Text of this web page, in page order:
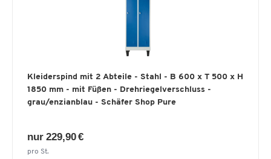
Kleiderspind mit 2 Abteile - Stahl - B 600 x T 500 x H
1850 mm - mit Füßen - Drehriegelverschluss -
grau/enzianblau - Schäfer Shop Pure
nur 229,90 €
pro St.